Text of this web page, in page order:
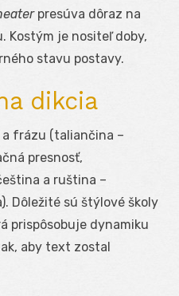
presúva dôraz na
Kostým je nositeľ doby,
stavu postavy.
dikcia
frázu (taliančina –
presnosť,
a ruština –
Dôležité sú štýlové školy
prispôsobuje dynamiku
aby text zostal